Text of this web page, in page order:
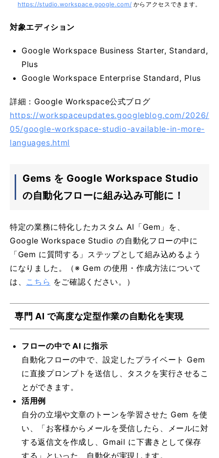
https://studio.workspace.google.com/ からアクセスできます。
対象エディション
Google Workspace Business Starter, Standard,
Plus
Google Workspace Enterprise Standard, Plus
詳細：Google Workspace公式ブログ
https://workspaceupdates.googleblog.com/2026/
05/google-workspace-studio-available-in-more-
languages.html
Gems を Google Workspace Studio
の自動化フローに組み込み可能に！
特定の業務に特化したカスタム AI「Gem」を、
Google Workspace Studio の自動化フローの中に
「Gem に質問する」ステップとして組み込めるよう
になりました。（※ Gem の使用・作成方法について
は、 こちら をご確認ください。）
専門 AI で高度な定型作業の自動化を実現
フローの中で AI に指示
自動化フローの中で、設定したプライベート Gem
に直接プロンプトを送信し、タスクを実行させるこ
とができます。
活用例
自分の立場や文章のトーンを学習させた Gem を使
い、「お客様からメールを受信したら、メールに対
する返信文を作成し、Gmail に下書きとして保存
する」といった、自動化が実現します。